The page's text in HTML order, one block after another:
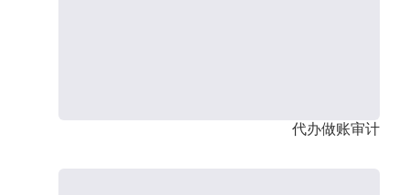
代办做账审计